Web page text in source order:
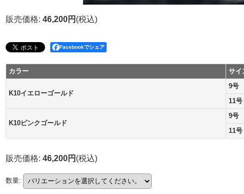
販売価格: 46,200円 (税込)
Facebookでシェア
カラー サイ
K10イエローゴールド
9号
11号
K10ピンクゴールド
9号
11号
販売価格: 46,200円 (税込)
数量: